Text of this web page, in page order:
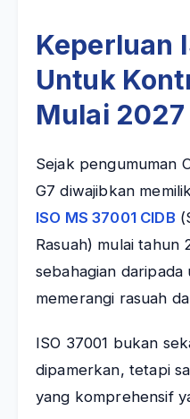
Keperluan
Untuk
Mulai 2027
Sejak pengumuman
G7 diwajibkan
ISO MS 37001 CIDB
Rasuah) mulai tahun
sebahagian daripada
memerangi rasuah
ISO 37001 bukan
dipamerkan, tetapi
yang komprehensif